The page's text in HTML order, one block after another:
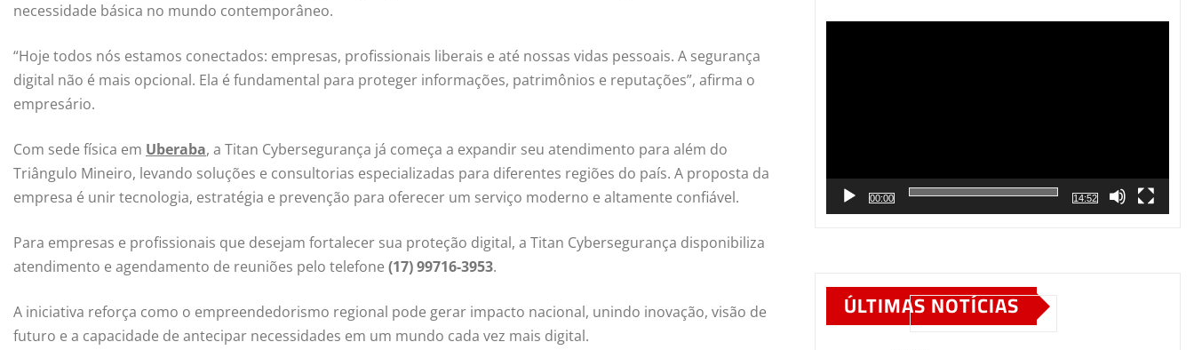
necessidade básica no mundo contemporâneo.
“Hoje todos nós estamos conectados: empresas, profissionais liberais e até nossas vidas pessoais. A segurança
digital não é mais opcional. Ela é fundamental para proteger informações, patrimônios e reputações”, afirma o
empresário.
Com sede física em Uberaba, a Titan Cybersegurança já começa a expandir seu atendimento para além do
Triângulo Mineiro, levando soluções e consultorias especializadas para diferentes regiões do país. A proposta da
empresa é unir tecnologia, estratégia e prevenção para oferecer um serviço moderno e altamente confiável.
Para empresas e profissionais que desejam fortalecer sua proteção digital, a Titan Cybersegurança disponibiliza
atendimento e agendamento de reuniões pelo telefone (17) 99716-3953.
A iniciativa reforça como o empreendedorismo regional pode gerar impacto nacional, unindo inovação, visão de
futuro e a capacidade de antecipar necessidades em um mundo cada vez mais digital.
00:00 14:52
ÚLTIMAS NOTÍCIAS